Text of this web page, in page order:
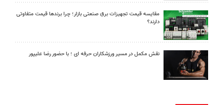
مقایسه قیمت تجهیزات برق صنعتی بازار؛ چرا برندها قیمت متفاوتی
دارند؟
نقش مکمل در مسیر ورزشکاران حرفه ای ؛ با حضور رضا علیپور